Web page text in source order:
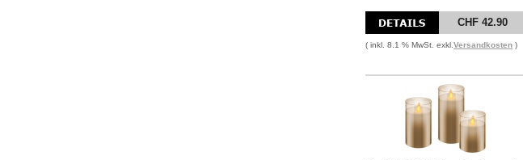
CHF 42.90
( inkl. 8.1 % MwSt. exkl. Versandkosten )